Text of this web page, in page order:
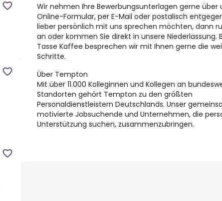
Wir nehmen Ihre Bewerbungsunterlagen gerne über
Online-Formular, per E-Mail oder postalisch
lieber persönlich mit uns sprechen möchten, dann
an oder kommen Sie direkt in unsere Niederlassung.
Tasse Kaffee besprechen wir mit Ihnen gerne die
Schritte.
Über Tempton
Mit über 11.000 Kolleginnen und Kollegen an
Standorten gehört Tempton zu den größten
Personaldienstleistern Deutschlands. Unser
motivierte Jobsuchende und Unternehmen, die
Unterstützung suchen, zusammenzubringen.